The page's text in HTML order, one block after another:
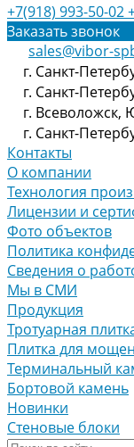
+7(918) 993-50-02
Заказать звонок
sales@vibor-
г. Санкт-
г. Санкт-
г.
г. Санкт-
Контакты
О компании
Технология
Лицензии и
Фото объектов
Политика
Сведения о
Мы в СМИ
Продукция
Тротуарная
Плитка для
Терминальный
Бортовой камень
Новинки
Стеновые блоки